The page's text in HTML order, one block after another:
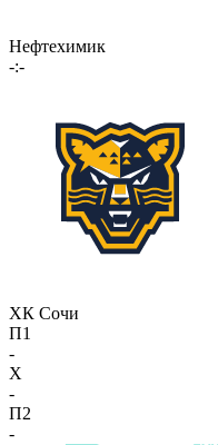
Нефтехимик
-:-
ХК Сочи
П1
-
X
-
П2
-